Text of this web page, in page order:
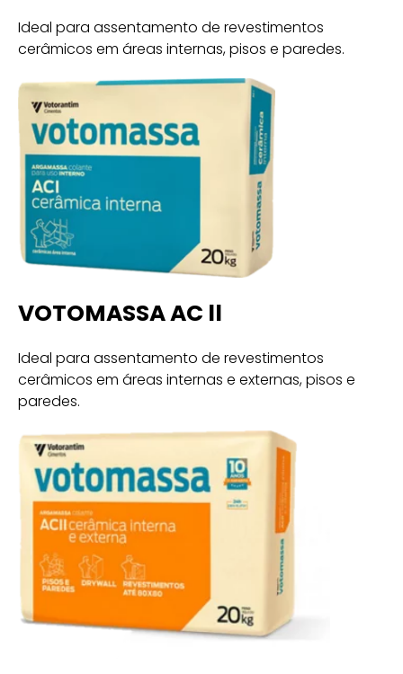
Ideal para assentamento de revestimentos
cerâmicos em áreas internas, pisos e paredes.
VOTOMASSA AC ll
Ideal para assentamento de revestimentos
cerâmicos em áreas internas e externas, pisos e
paredes.